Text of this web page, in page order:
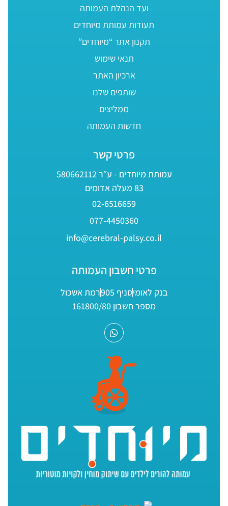
ועד הנהלת העמותה
תעודות עמותת מיוחדים
תקנון אתר “מיוחדים”
תנאי שימוש
ארכיון האתר
שותפים שלנו
ממליצים
חדשות העמותה
פרטי קשר
עמותת מיוחדים - ע״ר 580662112
83 מעלה אדומים
02-6516659
077-4450360
info@cerebral-palsy.co.il
פרטי חשבון העמותה
בנק לאומיסניף 905
רמת אשכול
מספר חשבון 161800/80